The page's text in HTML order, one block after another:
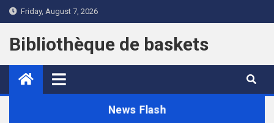
Skip
to
content
Friday, August 7, 2026
Bibliothèque de baskets
News Flash